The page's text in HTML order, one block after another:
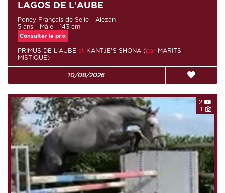
LAGOS DE L'AUBE
Poney Français de Selle - Alezan
5 ans - Mâle - 143 cm
Consulter le prix
PRIMUS DE L'AUBE et KANTJE'S SHONA (par MARITS
MISTIQUE)
10/08/2026
2
1